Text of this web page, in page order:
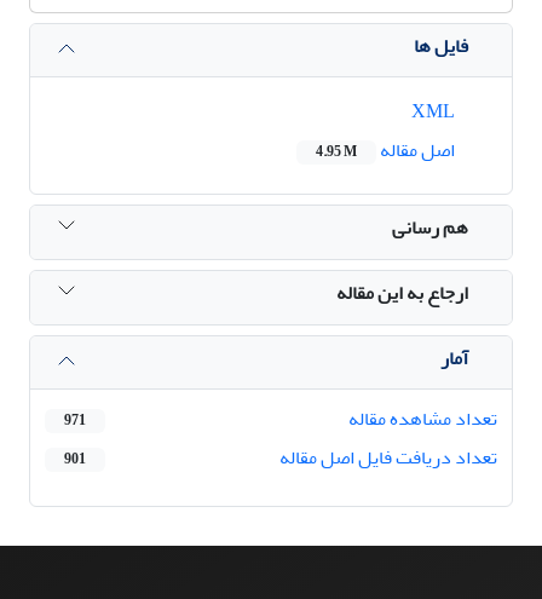
فایل ها
اصل مقاله
4.95 M
هم رسانی
ارجاع به این مقاله
آمار
تعداد مشاهده مقاله
971
تعداد دریافت فایل اصل مقاله 901